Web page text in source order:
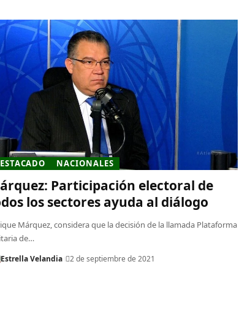
NACIONALES
Participación electoral de
los sectores ayuda al diálogo
Márquez, considera que la decisión de la llamada Plataforma
de…
Estrella Velandia 2 de septiembre de 2021